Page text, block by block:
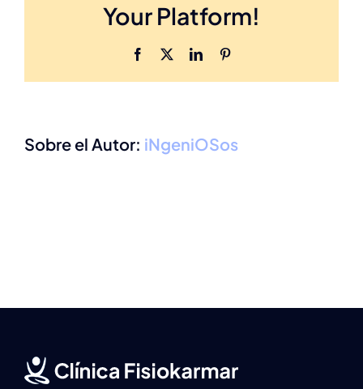
Your Platform!
Facebook LinkedIn
Sobre el Autor: iNgeniOSos